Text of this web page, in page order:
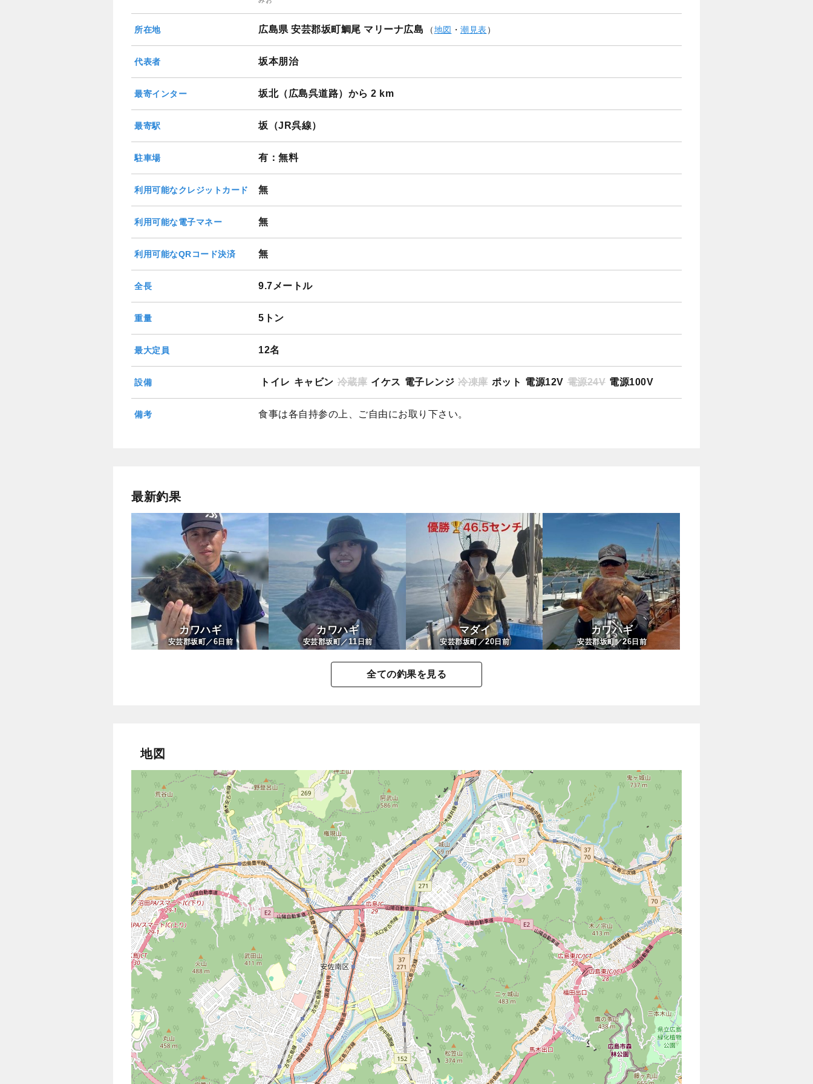
所在地 広島県 安芸郡坂町鯛尾 マリーナ広島 （地図 ・ 潮見表 ）
代表者 坂本朋治
最寄インター 坂北（広島呉道路）から 2 km
最寄駅 坂（JR呉線）
駐車場 有：無料
利用可能なクレジットカード 無
利用可能な電子マネー 無
利用可能なQRコード決済 無
全長 9.7メートル
重量 5トン
最大定員 12名
設備 トイレ キャビン 冷蔵庫 イケス 電子レンジ 冷凍庫 ポット 電源12V 電源24V 電源100V
備考 食事は各自持参の上、ご自由にお取り下さい。
最新釣果
カワハギ
安芸郡坂町／6 日前
カワハギ
安芸郡坂町／11 日前
マダイ
安芸郡坂町／20 日前
カワハギ
安芸郡坂町／26 日前
全ての釣果を見る
地図
遊漁船 海逢